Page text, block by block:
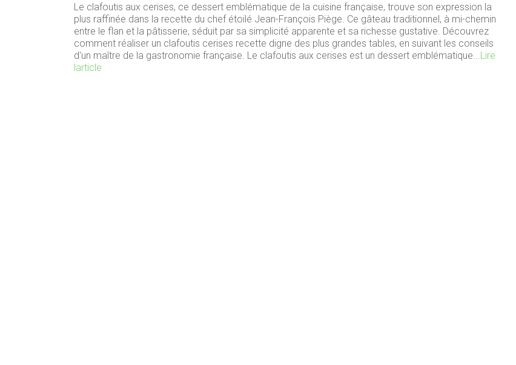
Le clafoutis aux cerises, ce dessert emblématique de la cuisine française, trouve son expression la
plus raffinée dans la recette du chef étoilé Jean-François Piège. Ce gâteau traditionnel, à mi-chemin
entre le flan et la pâtisserie, séduit par sa simplicité apparente et sa richesse gustative. Découvrez
comment réaliser un clafoutis cerises recette digne des plus grandes tables, en suivant les conseils
d'un maître de la gastronomie française. Le clafoutis aux cerises est un dessert emblématique... Lire
larticle